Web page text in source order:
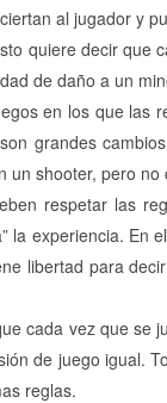
al jugador y
quiere decir que
de daño a un
en los que las
grandes
shooter, pero
respetar las
la experiencia. En
libertad para
cada vez que se
de juego igual.
reglas.